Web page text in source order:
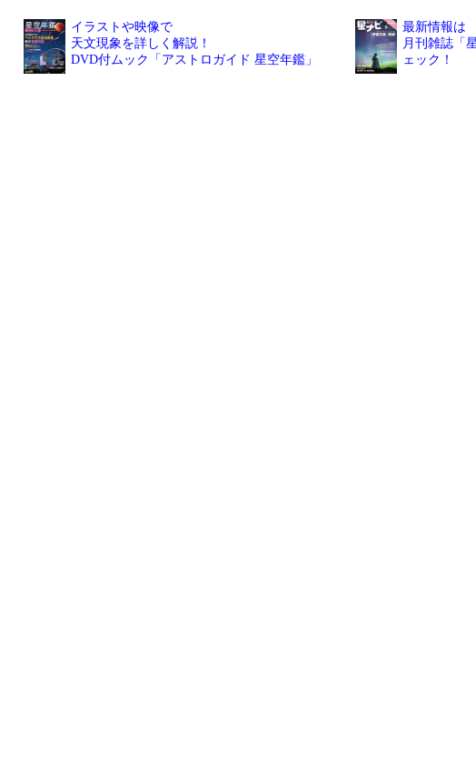
イラストや映像で
天文現象を詳しく解説！
DVD付ムック「アストロガイド 星空年鑑」
最新情報は
月刊雑誌「
ェック！